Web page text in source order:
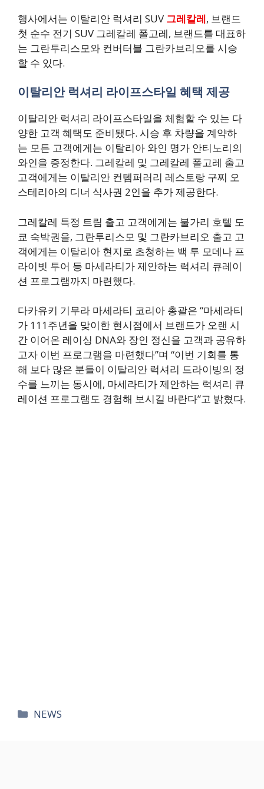
행사에서는 이탈리안 럭셔리 SUV 그레칼레, 브랜드
첫 순수 전기 SUV 그레칼레 폴고레, 브랜드를 대표하
는 그란투리스모와 컨버터블 그란카브리오를 시승
할 수 있다.
이탈리안 럭셔리 라이프스타일 혜택 제공
이탈리안 럭셔리 라이프스타일을 체험할 수 있는 다
양한 고객 혜택도 준비됐다. 시승 후 차량을 계약하
는 모든 고객에게는 이탈리아 와인 명가 안티노리의
와인을 증정한다. 그레칼레 및 그레칼레 폴고레 출고
고객에게는 이탈리안 컨템퍼러리 레스토랑 구찌 오
스테리아의 디너 식사권 2인을 추가 제공한다.
그레칼레 특정 트림 출고 고객에게는 불가리 호텔 도
쿄 숙박권을, 그란투리스모 및 그란카브리오 출고 고
객에게는 이탈리아 현지로 초청하는 백 투 모데나 프
라이빗 투어 등 마세라티가 제안하는 럭셔리 큐레이
션 프로그램까지 마련했다.
다카유키 기무라 마세라티 코리아 총괄은 “마세라티
가 111주년을 맞이한 현시점에서 브랜드가 오랜 시
간 이어온 레이싱 DNA와 장인 정신을 고객과 공유하
고자 이번 프로그램을 마련했다”며 “이번 기회를 통
해 보다 많은 분들이 이탈리안 럭셔리 드라이빙의 정
수를 느끼는 동시에, 마세라티가 제안하는 럭셔리 큐
레이션 프로그램도 경험해 보시길 바란다”고 밝혔다.
카
NEWS